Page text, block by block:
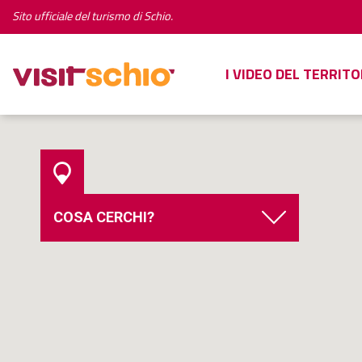
Sito ufficiale del turismo di Schio.
I VIDEO DEL
COSA CERCHI?